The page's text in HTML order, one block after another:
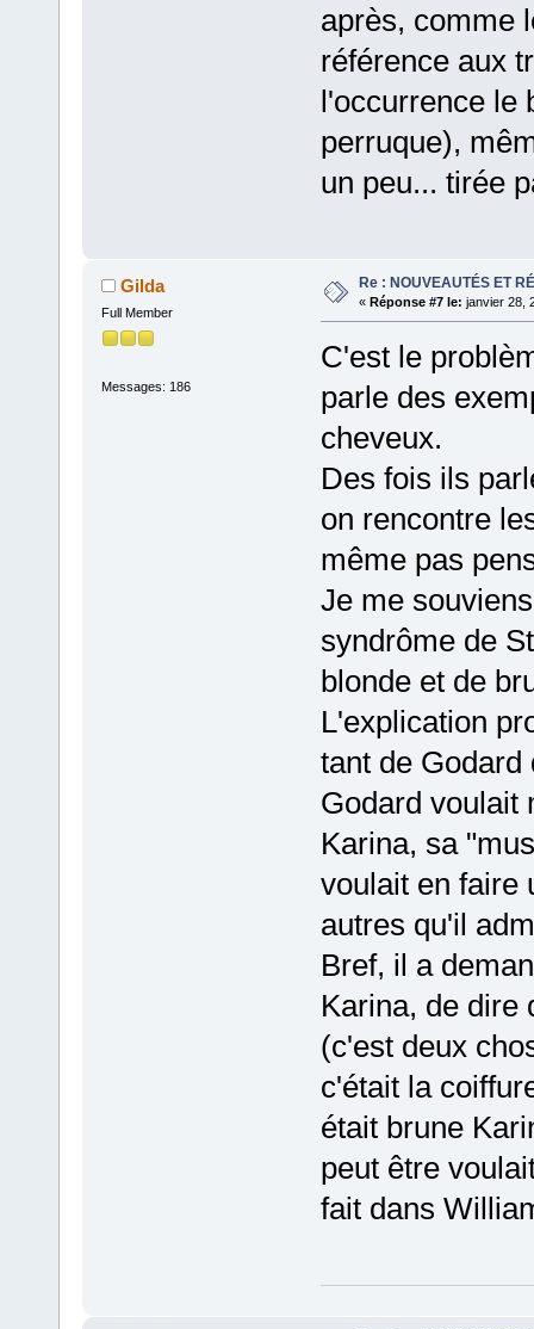
après, comme
référence aux
l'occurrence le
perruque),
un peu... tirée
Gilda
Full Member
Messages: 186
Re : NOUVEAUTÉS ET
« Réponse #7 le: janvier 28,
C'est le
parle des
cheveux.
Des fois ils
on rencontre
même pas
Je me
syndrôme de
blonde et de
L'explication
tant de
Godard voulait
Karina, sa
voulait en faire
autres qu'il
Bref, il a
Karina, de dire
(c'est deux
c'était la
était brune
peut être
fait dans